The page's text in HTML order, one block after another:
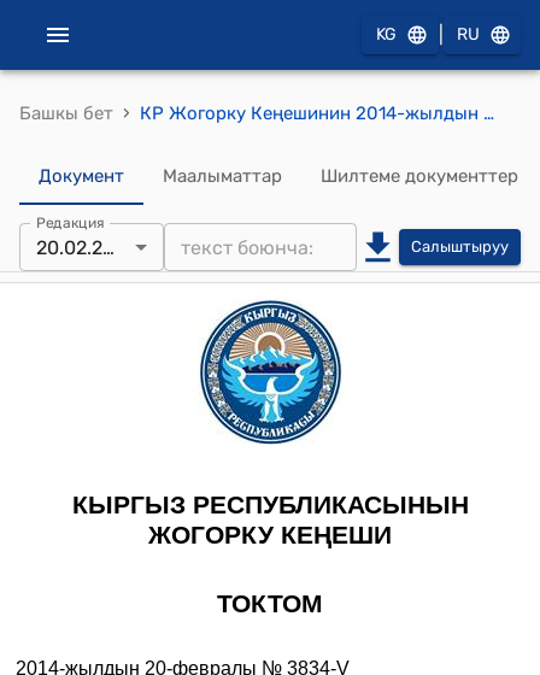
KG RU
Башкы бет › КР Жогорку Кеңешинин 2014-жылдын 20-февралындагы № 3834-V "2013-жылдын 9-октябрында Бишкек шаарында кол коюлган Кыргыз Республикасы менен Эл аралык өнүктүрүү ассоциациясынын ортосундагы "Билим берүү секторундагы реформаларды колдоо" долбоорун каржылоо жөнүндө макулдашууну ратификациялоо тууралуу" Кыргыз Республикасынын Мыйзамын кабыл алуу жөнүндө" токтому
Документ Маалыматтар Шилтеме документтер
Редакция
20.02.2014 Салыштыруу